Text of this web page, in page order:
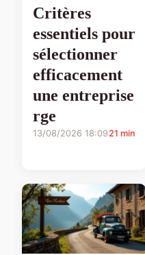
Critères
essentiels pour
sélectionner
efficacement
une entreprise
rge
13/08/2026 18:09 21 min